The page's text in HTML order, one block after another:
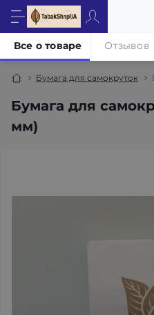
Бумага для самокруток
Бумага для
мм)
Все о товаре Отзывов